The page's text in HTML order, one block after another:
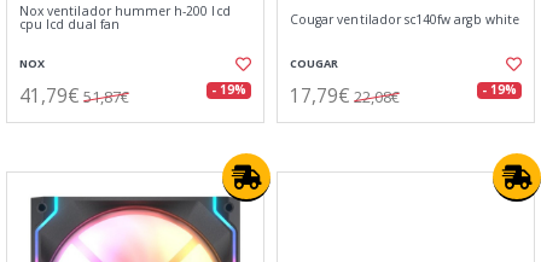
Nox ventilador hummer h-200 lcd
cpu lcd dual fan
NOX
41,79€ 51,87€ - 19%
Cougar ventilador sc140fw argb white
COUGAR
17,79€ 22,08€ - 19%